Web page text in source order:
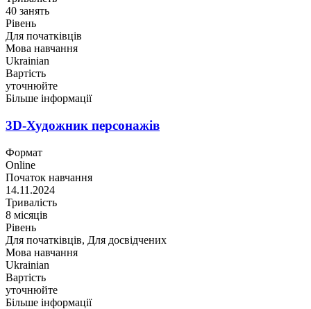
40 занять
Рівень
Для початківців
Мова навчання
Ukrainian
Вартість
уточнюйте
Більше інформації
3D-Художник персонажів
Формат
Online
Початок навчання
14.11.2024
Тривалість
8 місяців
Рівень
Для початківців, Для досвідчених
Мова навчання
Ukrainian
Вартість
уточнюйте
Більше інформації